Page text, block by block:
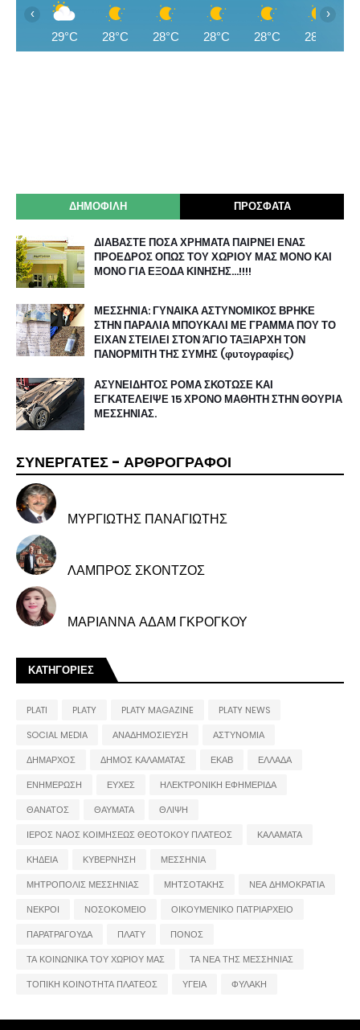
29°C 28°C 28°C 28°C 28°C 28°C
‹ ›
ΔΗΜΟΦΙΛΗ ΠΡΟΣΦΑΤΑ
ΔΙΑΒΑΣΤΕ ΠΟΣΑ ΧΡΗΜΑΤΑ ΠΑΙΡΝΕΙ ΕΝΑΣ
ΠΡΟΕΔΡΟΣ ΟΠΩΣ ΤΟΥ ΧΩΡΙΟΥ ΜΑΣ ΜΟΝΟ ΚΑΙ
ΜΟΝΟ ΓΙΑ ΕΞΟΔΑ ΚΙΝΗΣΗΣ…!!!!
ΜΕΣΣΗΝΙΑ: ΓΥΝΑΙΚΑ ΑΣΤΥΝΟΜΙΚΟΣ ΒΡΗΚΕ
ΣΤΗΝ ΠΑΡΑΛΙΑ ΜΠΟΥΚΑΛΙ ΜΕ ΓΡΑΜΜΑ ΠΟΥ ΤΟ
ΕΙΧΑΝ ΣΤΕΙΛΕΙ ΣΤΟΝ ΆΓΙΟ ΤΑΞΙΑΡΧΗ ΤΟΝ
ΠΑΝΟΡΜΙΤΗ ΤΗΣ ΣΥΜΗΣ (φυτογραφίες)
ΑΣΥΝΕΙΔΗΤΟΣ ΡΟΜΑ ΣΚΟΤΩΣΕ ΚΑΙ
ΕΓΚΑΤΕΛΕΙΨΕ 15 ΧΡΟΝΟ ΜΑΘΗΤΗ ΣΤΗΝ ΘΟΥΡΙΑ
ΜΕΣΣΗΝΙΑΣ.
ΣΥΝΕΡΓΑΤΕΣ - ΑΡΘΡΟΓΡΑΦΟΙ
ΜΥΡΓΙΩΤΗΣ ΠΑΝΑΓΙΩΤΗΣ
ΛΑΜΠΡΟΣ ΣΚΟΝΤΖΟΣ
ΜΑΡΙΑΝΝΑ ΑΔΑΜ ΓΚΡΟΓΚΟΥ
ΚΑΤΗΓΟΡΙΕΣ
PLATI PLATY PLATY MAGAZINE
PLATY NEWS
SOCIAL MEDIA
ΑΝΑΔΗΜΟΣΙΕΥΣΗ
ΑΣΤΥΝΟΜΙΑ
ΔΗΜΑΡΧΟΣ
ΔΗΜΟΣ ΚΑΛΑΜΑΤΑΣ ΕΚΑΒ
ΕΛΛΑΔΑ
ΕΝΗΜΕΡΩΣΗ
ΕΥΧΕΣ
ΗΛΕΚΤΡΟΝΙΚΗ ΕΦΗΜΕΡΙΔΑ
ΘΑΝΑΤΟΣ
ΘΑΥΜΑΤΑ
ΘΛΙΨΗ
ΙΕΡΟΣ ΝΑΟΣ ΚΟΙΜΗΣΕΩΣ ΘΕΟΤΟΚΟΥ ΠΛΑΤΕΟΣ
ΚΑΛΑΜΑΤΑ
ΚΗΔΕΙΑ
ΚΥΒΕΡΝΗΣΗ
ΜΕΣΣΗΝΙΑ
ΜΗΤΡΟΠΟΛΙΣ ΜΕΣΣΗΝΙΑΣ
ΜΗΤΣΟΤΑΚΗΣ
ΝΕΑ ΔΗΜΟΚΡΑΤΙΑ
ΝΕΚΡΟΙ
ΝΟΣΟΚΟΜΕΙΟ
ΟΙΚΟΥΜΕΝΙΚΟ ΠΑΤΡΙΑΡΧΕΙΟ
ΠΑΡΑΤΡΑΓΟΥΔΑ
ΠΛΑΤΥ
ΠΟΝΟΣ
ΤΑ ΚΟΙΝΩΝΙΚΑ ΤΟΥ ΧΩΡΙΟΥ ΜΑΣ
ΤΑ ΝΕΑ ΤΗΣ ΜΕΣΣΗΝΙΑΣ
ΤΟΠΙΚΗ ΚΟΙΝΟΤΗΤΑ ΠΛΑΤΕΟΣ
ΥΓΕΙΑ ΦΥΛΑΚΗ